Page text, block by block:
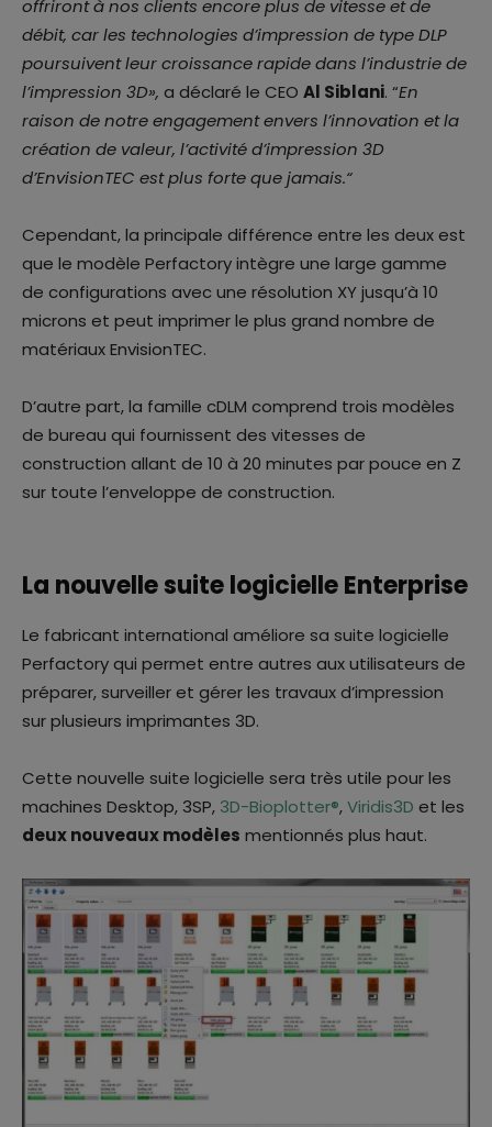
offriront à nos clients encore plus de vitesse et de
débit, car les technologies d’impression de type DLP
poursuivent leur croissance rapide dans l’industrie de
l’impression 3D», a déclaré le CEO Al Siblani. “En
raison de notre engagement envers l’innovation et la
création de valeur, l’activité d’impression 3D
d’EnvisionTEC est plus forte que jamais.“
Cependant, la principale différence entre les deux est
que le modèle Perfactory intègre une large gamme
de configurations avec une résolution XY jusqu’à 10
microns et peut imprimer le plus grand nombre de
matériaux EnvisionTEC.
D’autre part, la famille cDLM comprend trois modèles
de bureau qui fournissent des vitesses de
construction allant de 10 à 20 minutes par pouce en Z
sur toute l’enveloppe de construction.
La nouvelle suite logicielle Enterprise
Le fabricant international améliore sa suite logicielle
Perfactory qui permet entre autres aux utilisateurs de
préparer, surveiller et gérer les travaux d’impression
sur plusieurs imprimantes 3D.
Cette nouvelle suite logicielle sera très utile pour les
machines Desktop, 3SP, 3D-Bioplotter®,Viridis3D et les
deux nouveaux modèles mentionnés plus haut.